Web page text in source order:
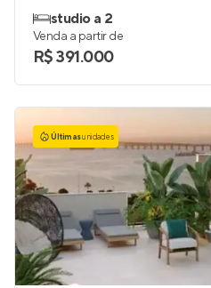
studio a 2
Venda a partir de
R$ 391.000
Últimasunidades